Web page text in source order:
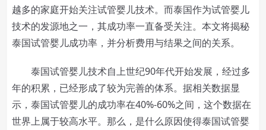
越多的家庭开始关注试管婴儿技术。而泰国作为试管婴儿
技术的发源地之一，其成功率一直备受关注。本文将揭秘
泰国试管婴儿成功率，并分析费用与结果之间的关系。
泰国试管婴儿技术自上世纪90年代开始发展，经过多
年的积累，已经形成了较为完善的体系。据相关数据显
示，泰国试管婴儿的成功率在40%-60%之间，这个数据在
世界上属于较高水平。那么，是什么原因使得泰国试管婴